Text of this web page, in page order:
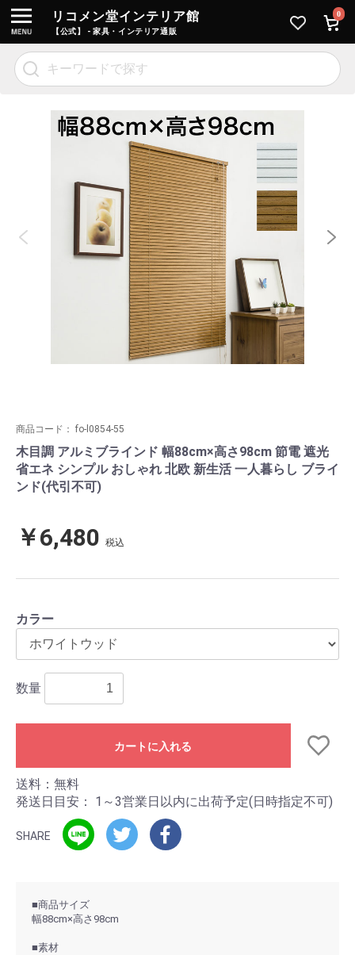
リコメン堂インテリア館
【公式】 - 家具・インテリア通販
0
商品コード： fo-l0854-55
木目調 アルミブラインド 幅88cm×高さ98cm 節電 遮光
省エネ シンプル おしゃれ 北欧 新生活 一人暮らし ブライ
ンド(代引不可)
￥6,480 税込
カラー
数量
カートに入れる
送料：無料
発送日目安：
1～3営業日以内に出荷予定(日時指定不可)
SHARE
■商品サイズ
幅88cm×高さ98cm
■素材